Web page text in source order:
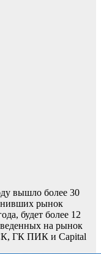
вышло более 30
рынок
будет более 12
на рынок
ГК ПИК и Capital